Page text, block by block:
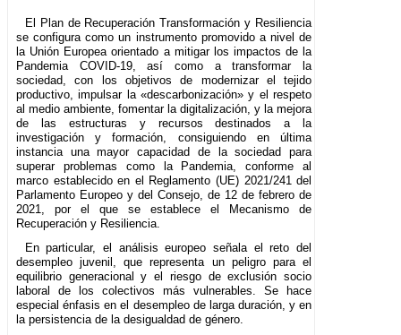
El Plan de Recuperación Transformación y Resiliencia
se configura como un instrumento promovido a nivel de
la Unión Europea orientado a mitigar los impactos de la
Pandemia COVID-19, así como a transformar la
sociedad, con los objetivos de modernizar el tejido
productivo, impulsar la «descarbonización» y el respeto
al medio ambiente, fomentar la digitalización, y la mejora
de las estructuras y recursos destinados a la
investigación y formación, consiguiendo en última
instancia una mayor capacidad de la sociedad para
superar problemas como la Pandemia, conforme al
marco establecido en el Reglamento (UE) 2021/241 del
Parlamento Europeo y del Consejo, de 12 de febrero de
2021, por el que se establece el Mecanismo de
Recuperación y Resiliencia.
En particular, el análisis europeo señala el reto del
desempleo juvenil, que representa un peligro para el
equilibrio generacional y el riesgo de exclusión socio
laboral de los colectivos más vulnerables. Se hace
especial énfasis en el desempleo de larga duración, y en
la persistencia de la desigualdad de género.